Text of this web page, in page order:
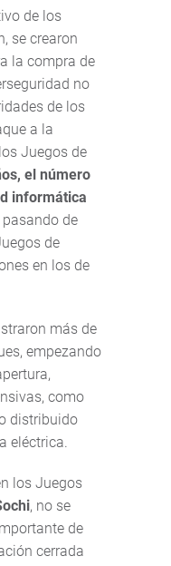
de los
se crearon
la compra de
no
de los
a la
Juegos de
el número
informática
pasando de
de
en los de
más de
empezando
como
distribuido
eléctrica.
los Juegos
, no se
de
cerrada